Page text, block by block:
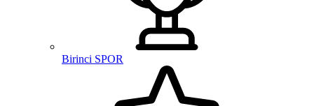
Birinci SPOR